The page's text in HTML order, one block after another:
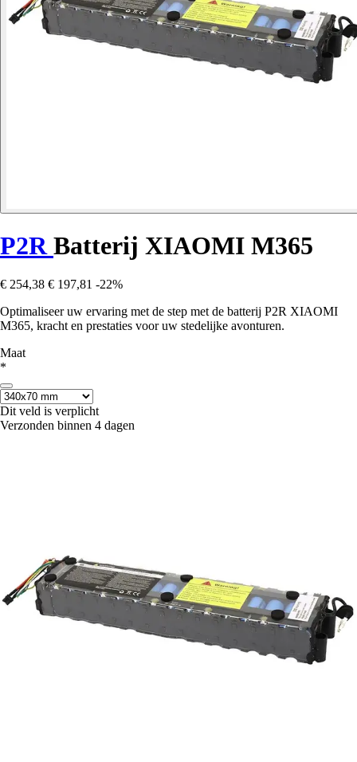
P2R Batterij XIAOMI M365
€ 254,38 € 197,81 -22%
Optimaliseer uw ervaring met de step met de batterij P2R XIAOMI
M365, kracht en prestaties voor uw stedelijke avonturen.
Maat
*
Dit veld is verplicht
Verzonden binnen 4 dagen